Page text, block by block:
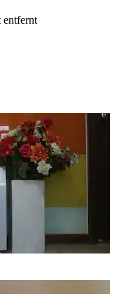
entfernt